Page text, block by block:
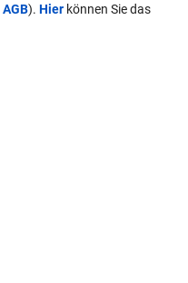
AGB). Hier können Sie das